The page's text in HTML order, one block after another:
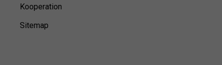
Kooperation
Sitemap